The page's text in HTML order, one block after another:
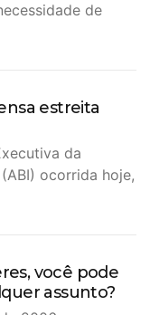
de
estreita
da
ocorrida hoje,
você pode
assunto?